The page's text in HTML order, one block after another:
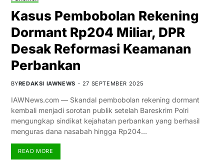
Kasus Pembobolan Rekening
Dormant Rp204 Miliar, DPR
Desak Reformasi Keamanan
Perbankan
BYREDAKSI IAWNEWS 27 SEPTEMBER 2025
IAWNews.com — Skandal pembobolan rekening dormant
kembali menjadi sorotan publik setelah Bareskrim Polri
mengungkap sindikat kejahatan perbankan yang berhasil
menguras dana nasabah hingga Rp204…
READ MORE